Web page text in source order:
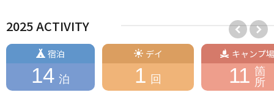
2025 ACTIVITY
宿泊
14 泊
デイ
1 回
キャンプ場
11 箇
所